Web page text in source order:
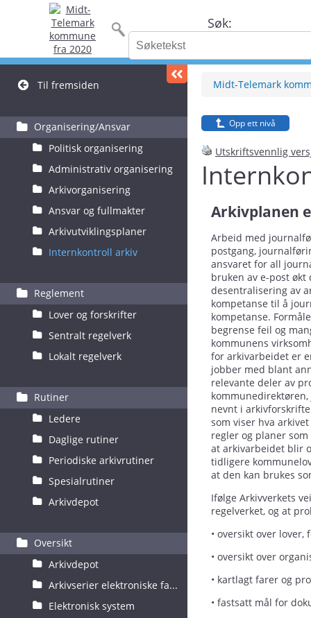
Søk:
Til fremsiden
Organisering/Ansvar
Politisk organisering
Administrativ organisering
Arkivorganisering
Ansvar og fullmakter
Arkivutviklingsplaner
Internkontroll arkiv
Reglement
Lover og forskrifter
Sentralt regelverk
Lokalt regelverk
Rutiner
Ledere
Daglige rutiner
Periodiske arkivrutiner
Spesialrutiner
Arkivdepot
Oversikt
Arkivdepot
Arkivserier elektroniske fa...
Elektronisk system
Midt-Telemark
Opp ett nivå
Utskriftsvennlig
Arkivplanen
Arbeid med
postgang,
ansvaret for all
bruken av e-post
desentralisering av
kompetanse til å
kompetanse.
begrense feil og
kommunens
for arkivarbeidet er
jobber med blant
relevante deler av
nevnt i
som viser hva
regler og planer
at arkivarbeidet blir
tidligere
at den kan brukes
Ifølge Arkivverkets
regelverket, og at
• oversikt over
• oversikt over
• kartlagt farer og
• fastsatt mål for